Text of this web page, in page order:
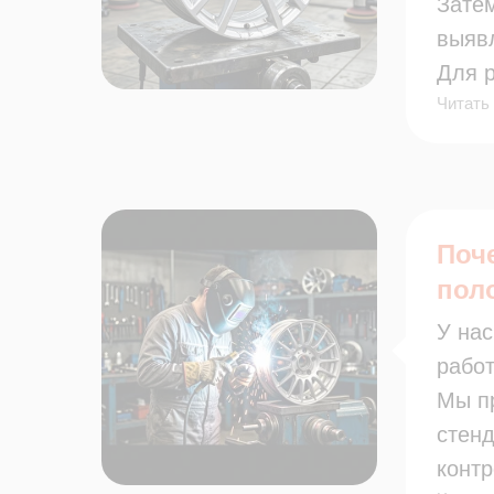
Для
На
У
Мы